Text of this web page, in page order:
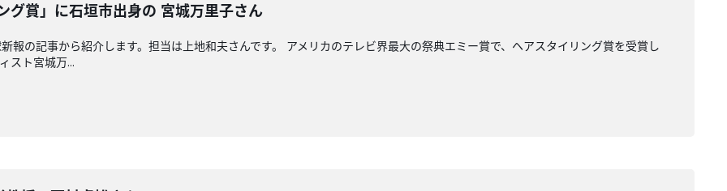
グ賞」に石垣市出身の 宮城万里子さん
報の記事から紹介します。担当は上地和夫さんです。 アメリカのテレビ界最大の祭典エミー賞で、ヘアスタイリング賞を受賞し
スト宮城万...